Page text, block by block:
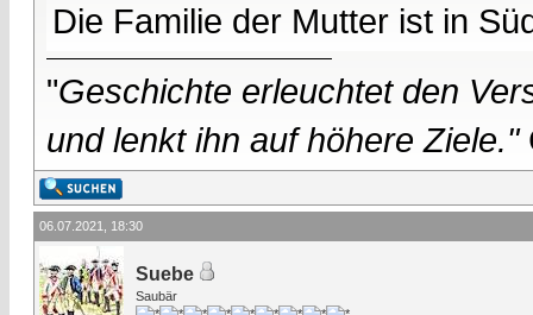
Die Familie der Mutter ist in
"Geschichte erleuchtet den
und lenkt ihn auf höhere Ziele."
06.07.2021, 18:30
Suebe
Saubär